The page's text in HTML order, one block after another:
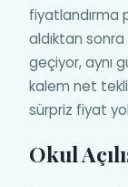
fiyatlandırma
aldıktan
geçiyor, aynı
kalem net
sürpriz fiyat
Okul